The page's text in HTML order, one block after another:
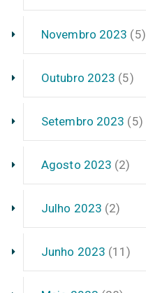
Novembro 2023 (5)
Outubro 2023 (5)
Setembro 2023 (5)
Agosto 2023 (2)
Julho 2023 (2)
Junho 2023 (11)